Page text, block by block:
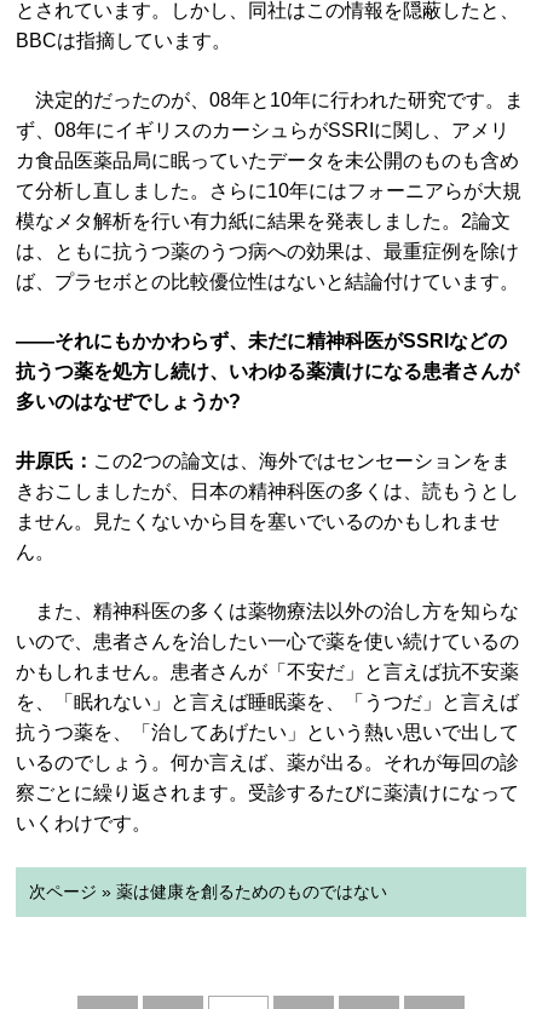
とされています。しかし、同社はこの情報を隠蔽したと、
BBCは指摘しています。
決定的だったのが、08年と10年に行われた研究です。ま
ず、08年にイギリスのカーシュらがSSRIに関し、アメリ
カ食品医薬品局に眠っていたデータを未公開のものも含め
て分析し直しました。さらに10年にはフォーニアらが大規
模なメタ解析を行い有力紙に結果を発表しました。2論文
は、ともに抗うつ薬のうつ病への効果は、最重症例を除け
ば、プラセボとの比較優位性はないと結論付けています。
――それにもかかわらず、未だに精神科医がSSRIなどの
抗うつ薬を処方し続け、いわゆる薬漬けになる患者さんが
多いのはなぜでしょうか?
井原氏： この2つの論文は、海外ではセンセーションをま
きおこしましたが、日本の精神科医の多くは、読もうとし
ません。見たくないから目を塞いでいるのかもしれませ
ん。
また、精神科医の多くは薬物療法以外の治し方を知らな
いので、患者さんを治したい一心で薬を使い続けているの
かもしれません。患者さんが「不安だ」と言えば抗不安薬
を、「眠れない」と言えば睡眠薬を、「うつだ」と言えば
抗うつ薬を、「治してあげたい」という熱い思いで出して
いるのでしょう。何か言えば、薬が出る。それが毎回の診
察ごとに繰り返されます。受診するたびに薬漬けになって
いくわけです。
次ページ » 薬は健康を創るためのものではない